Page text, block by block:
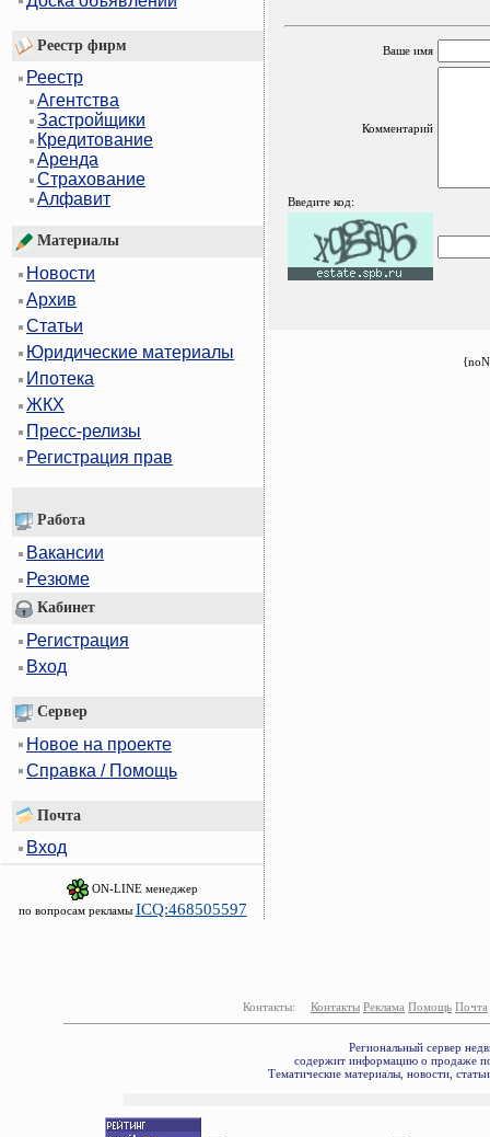
Реестр фирм
Реестр
Агентства
Застройщики
Кредитование
Аренда
Страхование
Алфавит
Материалы
Новости
Архив
Статьи
Юридические материалы
Ипотека
ЖКХ
Пресс-релизы
Регистрация прав
Работа
Вакансии
Резюме
Кабинет
Регистрация
Вход
Сервер
Новое на проекте
Справка / Помощь
Почта
Вход
ON-LINE менеджер
по вопросам рекламы ICQ:468505597
Ваше имя
Комментарий
Введите код:
Контакты: Контакты Реклама Помощь Почта
Региональный сервер
содержит информацию о продаже
Тематические материалы, новости,